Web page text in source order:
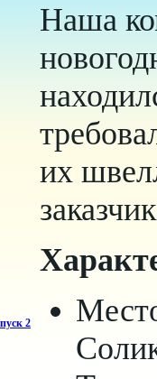
2
Наша
их